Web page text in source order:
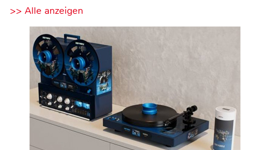
>> Alle anzeigen